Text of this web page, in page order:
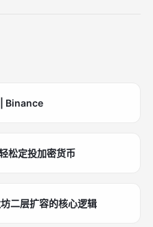
| Binance
松定投加密货币
二层扩容的核心逻辑